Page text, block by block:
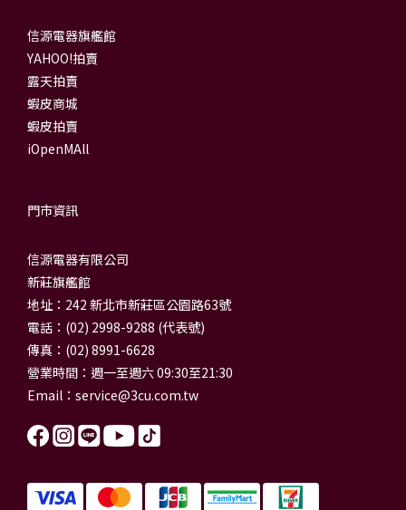
信源電器旗艦館
YAHOO!拍賣
露天拍賣
蝦皮商城
蝦皮拍賣
iOpenMAll
門市資訊
信源電器有限公司
新莊旗艦館
地址：242 新北市新莊區公園路63號
電話：(02) 2998-9288 (代表號)
傳真：(02) 8991-6628
營業時間：週一至週六 09:30至21:30
Email： service@3cu.com.tw